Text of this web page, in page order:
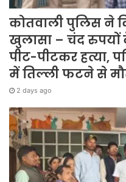
कोतवाली पुलिस ने
खुलासा – चंद रुपयों
पीट-पीटकर हत्या,
में तिल्ली फटने से
2 days ago